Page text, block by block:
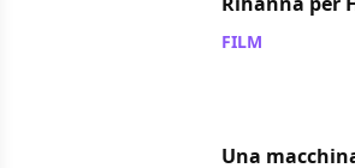
FILM
Una